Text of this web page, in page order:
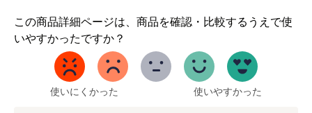
この商品詳細ページは、商品を確認・比較するうえで使
いやすかったですか？
1
か
使いにくかった 使いやすかった